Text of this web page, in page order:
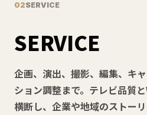
02SERVICE
SERVICE
企画、演出、撮影、編集、キ
ション調整まで。テレビ品質
横断し、企業や地域のストー